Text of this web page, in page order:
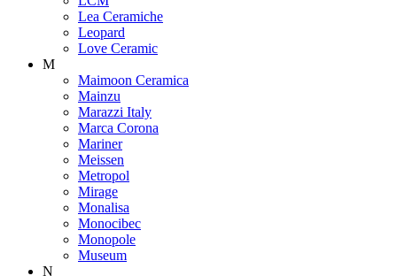
Lea Ceramiche
Leopard
Love Ceramic
M
Maimoon Ceramica
Mainzu
Marazzi Italy
Marca Corona
Mariner
Meissen
Metropol
Mirage
Monalisa
Monocibec
Monopole
Museum
N